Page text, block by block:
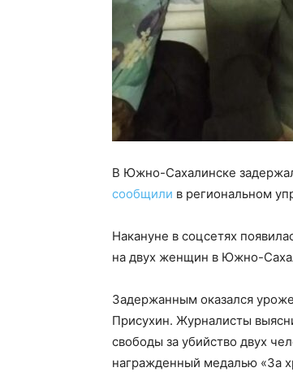
В Южно-Сахалинске
сообщили в региональном
Накануне в соцсетях
на двух женщин в Южно-
Задержанным оказался
Присухин. Журналисты
свободы за убийство двух
награжденный медалью «За